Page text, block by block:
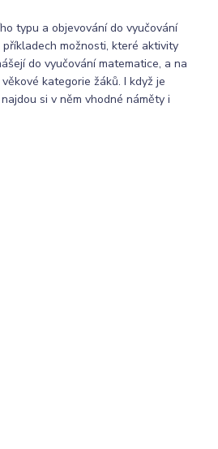
typu a objevování do vyučování
možnosti, které aktivity
do vyučování matematice, a na
kategorie žáků. I když je
si v něm vhodné náměty i